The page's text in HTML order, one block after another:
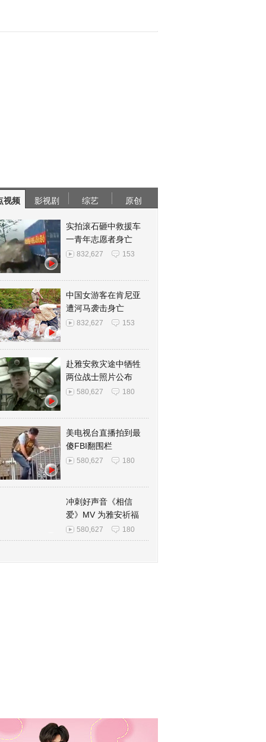
视频 影视剧 综艺 原创
实拍滚石砸中救援车
一青年志愿者身亡
832,627 153
中国女游客在肯尼亚
遭河马袭击身亡
832,627 153
赴雅安救灾途中牺牲
两位战士照片公布
580,627 180
美电视台直播拍到最
傻FBI翻围栏
580,627 180
冲刺好声音《相信
爱》MV 为雅安祈福
580,627 180